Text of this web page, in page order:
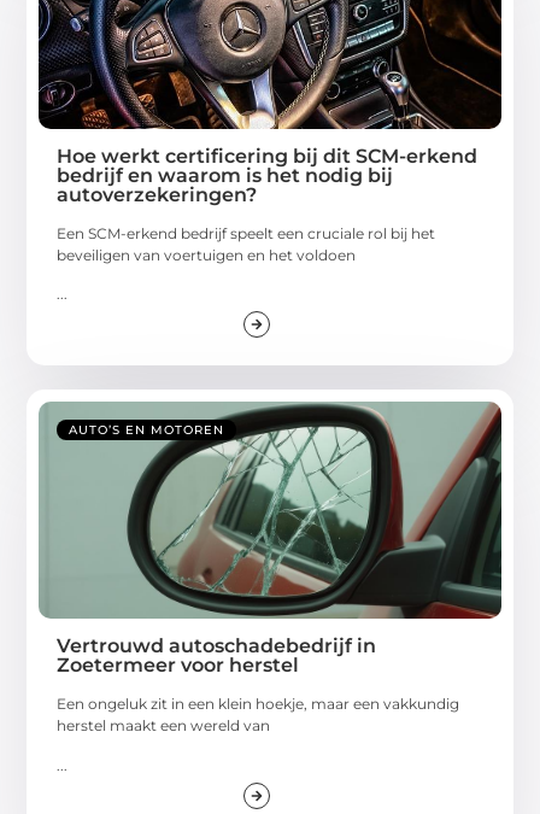
Hoe werkt certificering bij dit SCM-erkend
bedrijf en waarom is het nodig bij
autoverzekeringen?
Een SCM-erkend bedrijf speelt een cruciale rol bij het
beveiligen van voertuigen en het voldoen
...
AUTO’S EN MOTOREN
Vertrouwd autoschadebedrijf in
Zoetermeer voor herstel
Een ongeluk zit in een klein hoekje, maar een vakkundig
herstel maakt een wereld van